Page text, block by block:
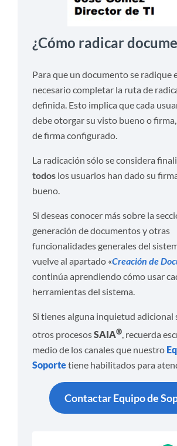
¿Cómo radicar
Para que un documento se radique
necesario completar la ruta de
definida. Esto implica que cada
debe otorgar su visto bueno o
de firma configurado.
La radicación sólo se considera
todos los usuarios han dado su
bueno.
Si deseas conocer más sobre la
generación de documentos y otras
funcionalidades generales del
vuelve al apartado «Creación de
continúa aprendiendo cómo usar
herramientas del sistema.
Si tienes alguna inquietud adicional
otros procesosSAIA®, recuerda
medio de los canales que nuestro
Soportetiene habilitados para
Contactar Equipo de